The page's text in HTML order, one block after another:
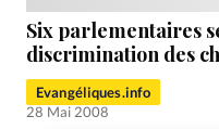
Six parlementaires
discrimination des
Evangéliques.info
28 Mai 2008